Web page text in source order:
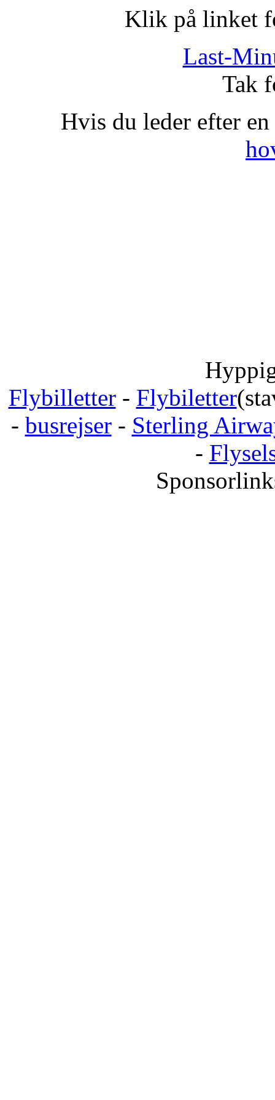
Klik på linket
Last-
Tak
Hvis du leder efter
Flybilletter- Flybiletter
- busrejser- Sterling
-